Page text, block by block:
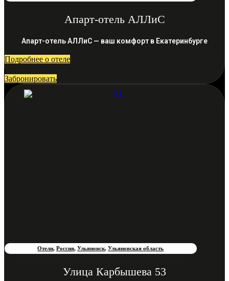
Апарт-отель АЛЛиС
Апарт-отель АЛЛиС — ваш комфорт в Екатеринбурге
Подробнее о отеле
Забронировать
Отели,Россия,Ульяновск,Ульяновская область
Улица Карбышева 53